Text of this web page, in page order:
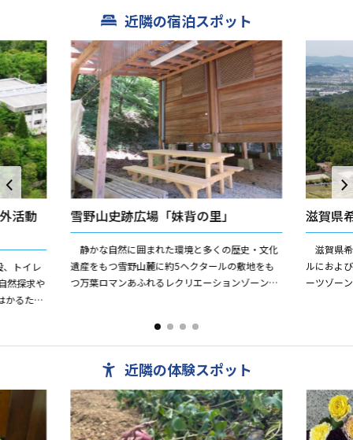
近隣の宿泊スポット
活動
トイレ
然探求や
かるため
雪野山史跡広場「妹背の里」
静かな自然に囲まれた環境と多くの歴史・文化
遺産をもつ雪野山麓に約5ヘクタールの敷地をも
つ万葉ロマンあふれるレクリエーションゾーン
滋賀県
滋賀県
ルにおよ
ーツゾー
近隣の体験スポット